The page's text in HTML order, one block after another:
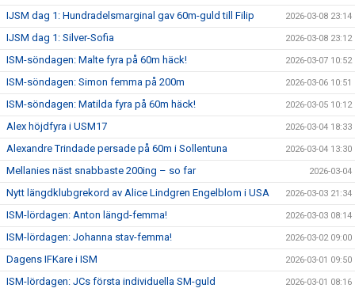
IJSM dag 1: Hundradelsmarginal gav 60m-guld till Filip 2026-03-08 23:14
IJSM dag 1: Silver-Sofia 2026-03-08 23:12
ISM-söndagen: Malte fyra på 60m häck! 2026-03-07 10:52
ISM-söndagen: Simon femma på 200m 2026-03-06 10:51
ISM-söndagen: Matilda fyra på 60m häck! 2026-03-05 10:12
Alex höjdfyra i USM17 2026-03-04 18:33
Alexandre Trindade persade på 60m i Sollentuna 2026-03-04 13:30
Mellanies näst snabbaste 200ing – so far 2026-03-04
Nytt längdklubgrekord av Alice Lindgren Engelblom i USA 2026-03-03 21:34
ISM-lördagen: Anton längd-femma! 2026-03-03 08:14
ISM-lördagen: Johanna stav-femma! 2026-03-02 09:00
Dagens IFKare i ISM 2026-03-01 09:50
ISM-lördagen: JCs första individuella SM-guld 2026-03-01 08:16